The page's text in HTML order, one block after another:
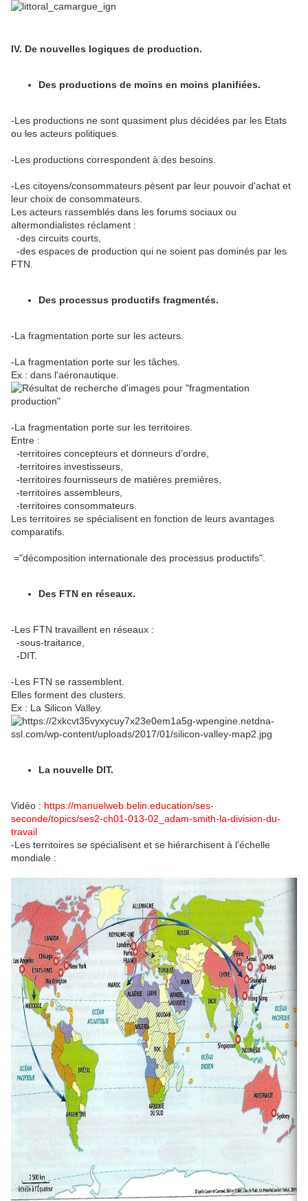
IV. De nouvelles logiques de production.
Des productions de moins en moins planifiées.
-Les productions ne sont quasiment plus décidées par les Etats
ou les acteurs politiques.
-Les productions correspondent à des besoins.
-Les citoyens/consommateurs pèsent par leur pouvoir d'achat et
leur choix de consommateurs.
Les acteurs rassemblés dans les forums sociaux ou
altermondialistes réclament :
-des circuits courts,
-des espaces de production qui ne soient pas dominés par les
FTN.
Des processus productifs fragmentés.
-La fragmentation porte sur les acteurs.
-La fragmentation porte sur les tâches.
Ex : dans l'aéronautique.
-La fragmentation porte sur les territoires.
Entre :
-territoires concepteurs et donneurs d’ordre,
-territoires investisseurs,
-territoires fournisseurs de matières premières,
-territoires assembleurs,
-territoires consommateurs.
Les territoires se spécialisent en fonction de leurs avantages
comparatifs.
="décomposition internationale des processus productifs".
Des FTN en réseaux.
-Les FTN travaillent en réseaux :
-sous-traitance,
-DIT.
-Les FTN se rassemblent.
Elles forment des clusters.
Ex : La Silicon Valley.
La nouvelle DIT.
Vidéo : https://manuelweb.belin.education/ses-
seconde/topics/ses2-ch01-013-02_adam-smith-la-division-du-
travail
-Les territoires se spécialisent et se hiérarchisent à l'échelle
mondiale :